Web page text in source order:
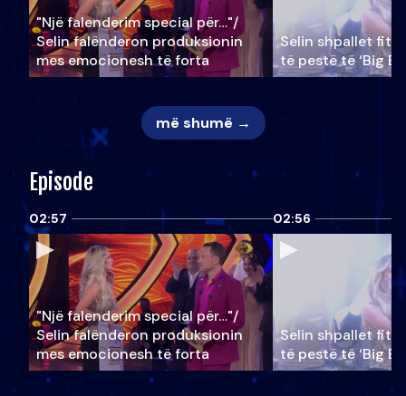
"Një falenderim special për…"/
Selin falënderon produksionin
mes emocionesh të forta
Selin shpallet
të pestë të ‘Big
më shumë →
Episode
02:57
"Një falenderim special për…"/
Selin falënderon produksionin
mes emocionesh të forta
02:56
Selin shpallet
të pestë të ‘Big